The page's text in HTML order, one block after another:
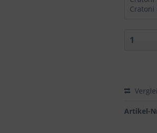
Cratoni
Artikel-